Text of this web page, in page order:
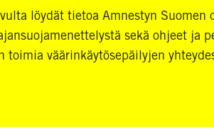
löydät tietoa Amnestyn Suomen
sekä ohjeet ja
toimia väärinkäytösepäilyjen